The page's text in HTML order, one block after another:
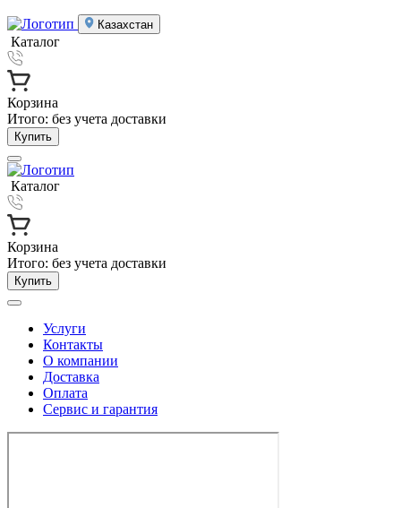
Казахстан
Каталог
Корзина
Итого: без учета доставки
Купить
Каталог
Корзина
Итого: без учета доставки
Купить
Услуги
Контакты
О компании
Доставка
Оплата
Сервис и гарантия